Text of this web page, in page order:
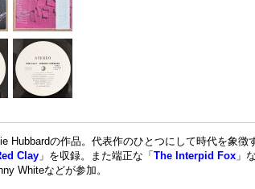
Hubbardの作品。代表作のひとつにして時代を象
Clay 」を収録。また端正な「 The Interpid Fox 」
Whiteなどが参加。